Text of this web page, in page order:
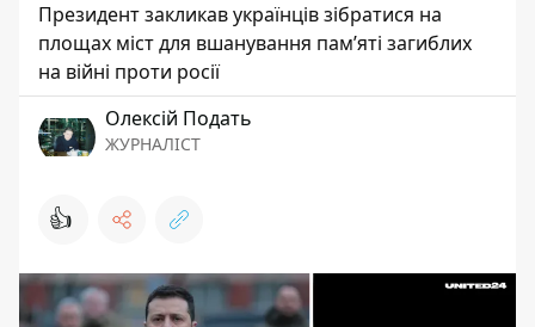
Президент закликав українців зібратися на
площах міст для вшанування памʼяті загиблих
на війні проти росії
Олексій Подать
ЖУРНАЛІСТ
👍